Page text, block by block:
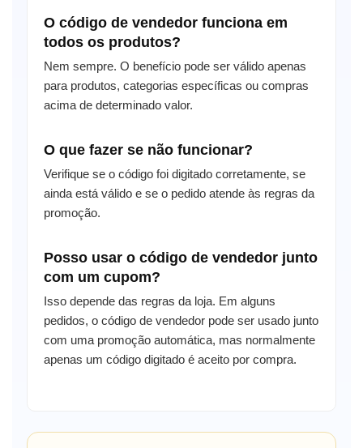
O código de vendedor funciona em
todos os produtos?
Nem sempre. O benefício pode ser válido apenas
para produtos, categorias específicas ou compras
acima de determinado valor.
O que fazer se não funcionar?
Verifique se o código foi digitado corretamente, se
ainda está válido e se o pedido atende às regras da
promoção.
Posso usar o código de vendedor junto
com um cupom?
Isso depende das regras da loja. Em alguns
pedidos, o código de vendedor pode ser usado junto
com uma promoção automática, mas normalmente
apenas um código digitado é aceito por compra.